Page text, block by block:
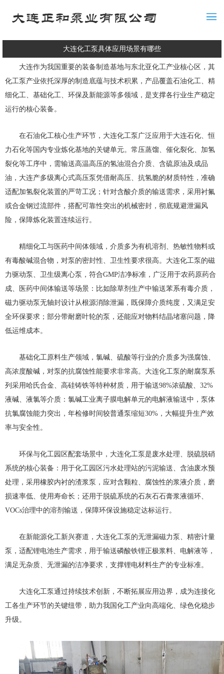
大连化工泵具体应用场景有哪些
大连作为我国重要的装备制造基地与东北亚化工产业核心区，其
化工泵产业依托深厚的制造底蕴与技术积累，产品覆盖石油化工、精
细化工、基础化工、环保及新能源等多领域，是支撑各行业生产稳定
运行的核心装备。
在石油化工核心生产环节，大连化工泵广泛应用于大连石化、恒
力石化等国内专业炼化基地的关键单元。常压蒸馏、催化裂化、加氢
裂化等工序中，需输送高温高压的氢油混合介质、含硫原油及成品
油，大连产多级离心式高压泵凭借耐高压、抗氢脆的材质特性，准确
适配加氢裂化装置的严苛工况；针对含酸介质的输送需求，采用衬氟
或合金钢过流部件，搭配可靠性突出的机械密封，彻底规避泄漏风
险，保障炼化装置连续运行。
精细化工与医药中间体领域，介质多为有机溶剂、热敏性物料或
有毒酸碱混合物，对泵的密封性、卫生性要求很高。大连化工泵的磁
力驱动泵、卫生级离心泵，符合GMP洁净标准，广泛用于农药原药合
成、医药中间体输送等场景：比如除草剂生产中输送苯系有毒介质，
磁力驱动泵无轴封设计从根源消除泄漏，既保障介质纯度，又满足安
全环保要求；部分带耐磨叶轮的泵，还能应对物料结晶堵塞问题，降
低运维成本。
基础化工原料生产领域，氯碱、硫酸等行业的介质多为强腐蚀、
高浓度酸碱，对泵的抗腐蚀性能要求非常高。大连化工泵的耐腐泵系
列采用哈氏合金、高硅铸铁等特种材质，用于输送98%浓硫酸、32%
液碱、液氯等介质：氯碱工业离子膜电解单元的电解液输送中，泵体
抗氯腐蚀能力突出，年检修时间较普通泵缩短30%，大幅提升生产效
率与安全性。
环保与化工园区配套场景中，大连化工泵是废水处理、脱硫脱硝
系统的核心装备：用于化工园区污水处理站的污泥输送、含油废水预
处理，采用橡胶内衬的渣浆泵，应对含颗粒、腐蚀性的浆液介质，磨
损速率低、使用寿命长；还用于脱硫系统的石灰石石膏浆液循环、
VOCs治理中的溶剂输送，保障环保设施稳定达标运行。
在新能源化工新兴赛道，大连化工泵的无泄漏磁力泵、精密计量
泵，适配锂电池生产需求，用于输送磷酸铁锂正极浆料、电解液等，
满足无杂质、无泄漏的洁净要求，支撑锂电材料生产的专业标准。
大连化工泵通过持续技术创新，不断拓展应用边界，成为连接化
工各生产环节的关键纽带，助力我国化工产业向高端化、绿色化稳步
升级。